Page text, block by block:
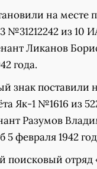
на месте
№31212242 из 10
Ликанов
года.
знак поставили
Як-1 №1616 из
Разумов
5 февраля 1942
поисковый отряд